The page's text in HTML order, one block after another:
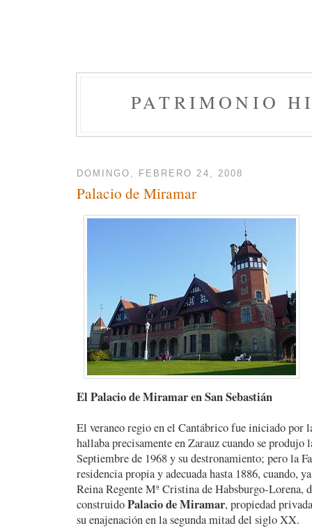
PATRIMONIO
DOMINGO, FEBRERO 24, 2008
Palacio de Miramar
El Palacio de Miramar en San Sebastián
El veraneo regio en el Cantábrico fue iniciado por
hallaba precisamente en Zarauz cuando se produjo
Septiembre de 1968 y su destronamiento; pero la
residencia propia y adecuada hasta 1886, cuando,
Reina Regente Mª Cristina de Habsburgo-Lorena,
construidoPalacio de Miramar, propiedad
su enajenación en la segunda mitad del siglo XX.